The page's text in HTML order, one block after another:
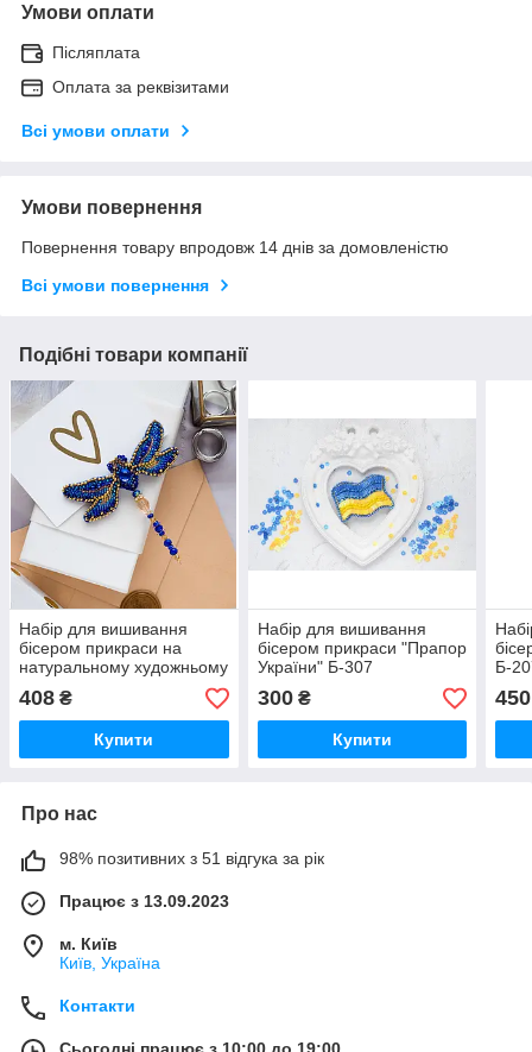
Умови оплати
Післяплата
Оплата за реквізитами
Всі умови оплати
Умови повернення
Повернення товару впродовж 14 днів за домовленістю
Всі умови повернення
Подібні товари компанії
Набір для вишивання
бісером прикраси на
натуральному художньому
холсті "Бабка" AD-073
408 ₴
Купити
Набір для вишивання
бісером прикраси "Прапор
України" Б-307
300₴
Купити
Б-
450
Про нас
98% позитивних з 51 відгука за рік
Працює з 13.09.2023
м. Київ
Київ, Україна
Контакти